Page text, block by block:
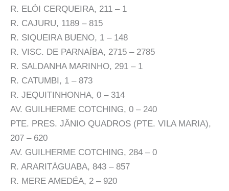
R. ELÓI CERQUEIRA, 211 – 1
R. CAJURU, 1189 – 815
R. SIQUEIRA BUENO, 1 – 148
R. VISC. DE PARNAÍBA, 2715 – 2785
R. SALDANHA MARINHO, 291 – 1
R. CATUMBI, 1 – 873
R. JEQUITINHONHA, 0 – 314
AV. GUILHERME COTCHING, 0 – 240
PTE. PRES. JÂNIO QUADROS (PTE. VILA MARIA),
207 – 620
AV. GUILHERME COTCHING, 284 – 0
R. ARARITÁGUABA, 843 – 857
R. MERE AMEDÉA, 2 – 920